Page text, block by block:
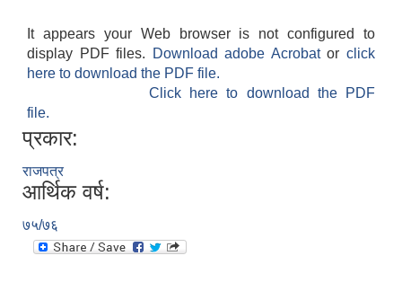
It appears your Web browser is not configured to
display PDF files.
Download adobe Acrobatorclick
here to download the PDF file.
Click here to download the PDF
file.
प्रकार:
राजपत्र
आर्थिक वर्ष:
७५/७६